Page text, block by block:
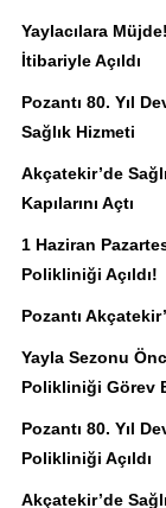
Yaylacılara
İtibariyle Açıldı
Pozantı 80. Yıl
Sağlık Hizmeti
Akçatekir’de
Kapılarını Açtı
1 Haziran
Polikliniği Açıldı!
Pozantı
Yayla Sezonu
Polikliniği Görev
Pozantı 80. Yıl
Polikliniği Açıldı
Akçatekir’de